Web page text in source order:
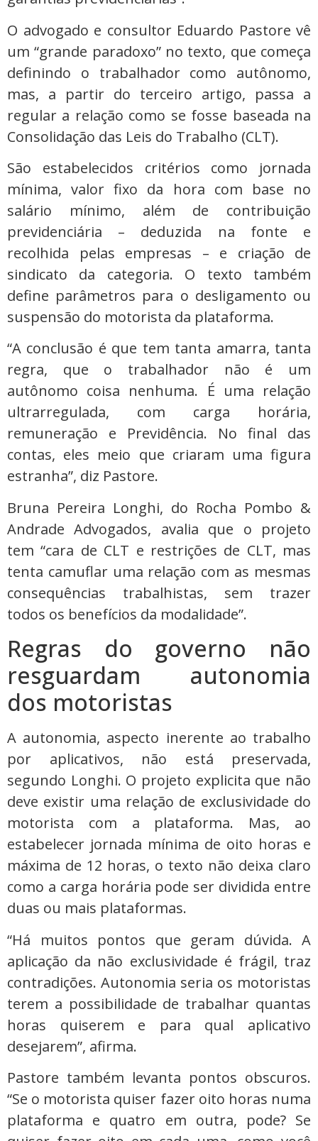
O advogado e consultor Eduardo Pastore vê
um “grande paradoxo” no texto, que começa
definindo o trabalhador como autônomo,
mas, a partir do terceiro artigo, passa a
regular a relação como se fosse baseada na
Consolidação das Leis do Trabalho (CLT).
São estabelecidos critérios como jornada
mínima, valor fixo da hora com base no
salário mínimo, além de contribuição
previdenciária – deduzida na fonte e
recolhida pelas empresas – e criação de
sindicato da categoria. O texto também
define parâmetros para o desligamento ou
suspensão do motorista da plataforma.
“A conclusão é que tem tanta amarra, tanta
regra, que o trabalhador não é um
autônomo coisa nenhuma. É uma relação
ultrarregulada, com carga horária,
remuneração e Previdência. No final das
contas, eles meio que criaram uma figura
estranha”, diz Pastore.
Bruna Pereira Longhi, do Rocha Pombo &
Andrade Advogados, avalia que o projeto
tem “cara de CLT e restrições de CLT, mas
tenta camuflar uma relação com as mesmas
consequências trabalhistas, sem trazer
todos os benefícios da modalidade”.
Regras do governo não
resguardam autonomia
dos motoristas
A autonomia, aspecto inerente ao trabalho
por aplicativos, não está preservada,
segundo Longhi. O projeto explicita que não
deve existir uma relação de exclusividade do
motorista com a plataforma. Mas, ao
estabelecer jornada mínima de oito horas e
máxima de 12 horas, o texto não deixa claro
como a carga horária pode ser dividida entre
duas ou mais plataformas.
“Há muitos pontos que geram dúvida. A
aplicação da não exclusividade é frágil, traz
contradições. Autonomia seria os motoristas
terem a possibilidade de trabalhar quantas
horas quiserem e para qual aplicativo
desejarem”, afirma.
Pastore também levanta pontos obscuros.
“Se o motorista quiser fazer oito horas numa
plataforma e quatro em outra, pode? Se